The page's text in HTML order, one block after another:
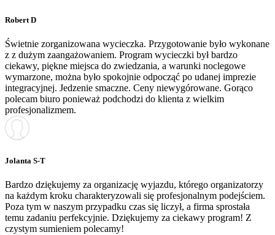
Robert D
Świetnie zorganizowana wycieczka. Przygotowanie było wykonane
z z dużym zaangażowaniem. Program wycieczki był bardzo
ciekawy, piękne miejsca do zwiedzania, a warunki noclegowe
wymarzone, można było spokojnie odpocząć po udanej imprezie
integracyjnej. Jedzenie smaczne. Ceny niewygórowane. Gorąco
polecam biuro ponieważ podchodzi do klienta z wielkim
profesjonalizmem.
Jolanta S-T
Bardzo dziękujemy za organizację wyjazdu, którego organizatorzy
na każdym kroku charakteryzowali się profesjonalnym podejściem.
Poza tym w naszym przypadku czas się liczył, a firma sprostała
temu zadaniu perfekcyjnie. Dziękujemy za ciekawy program! Z
czystym sumieniem polecamy!